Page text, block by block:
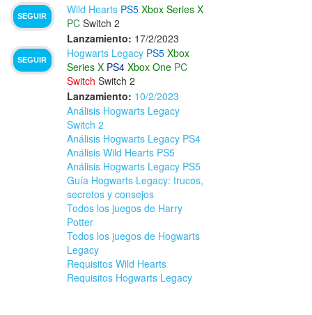
SEGUIR
Wild Hearts PS5 Xbox Series X
PC Switch 2
Lanzamiento: 17/2/2023
SEGUIR
Hogwarts Legacy PS5 Xbox
Series X PS4 Xbox One PC
Switch Switch 2
Lanzamiento: 10/2/2023
Análisis Hogwarts Legacy
Switch 2
Análisis Hogwarts Legacy PS4
Análisis Wild Hearts PS5
Análisis Hogwarts Legacy PS5
Guía Hogwarts Legacy: trucos,
secretos y consejos
Todos los juegos de Harry
Potter
Todos los juegos de Hogwarts
Legacy
Requisitos Wild Hearts
Requisitos Hogwarts Legacy